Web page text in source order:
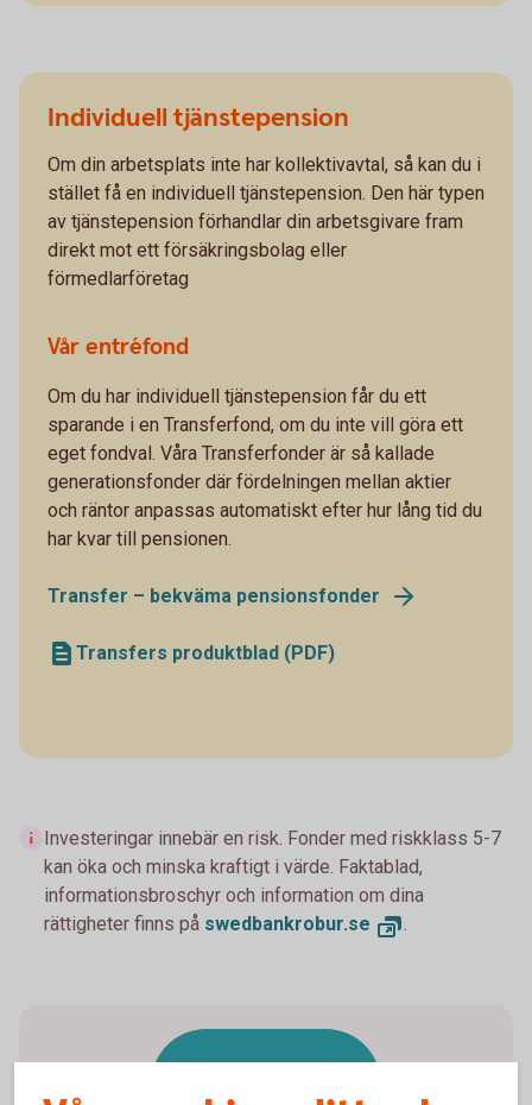
Individuell tjänstepension
Om din arbetsplats inte har kollektivavtal, så kan du i
stället få en individuell tjänstepension. Den här typen
av tjänstepension förhandlar din arbetsgivare fram
direkt mot ett försäkringsbolag eller
förmedlarföretag
Vår entréfond
Om du har individuell tjänstepension får du ett
sparande i en Transferfond, om du inte vill göra ett
eget fondval. Våra Transferfonder är så kallade
generationsfonder där fördelningen mellan aktier
och räntor anpassas automatiskt efter hur lång tid du
har kvar till pensionen.
Transfer – bekväma pensionsfonder
Transfers produktblad (PDF)
Investeringar innebär en risk. Fonder med riskklass 5-7
kan öka och minska kraftigt i värde. Faktablad,
informationsbroschyr och information om dina
rättigheter finns på swedbankrobur.se .
Byt fonder